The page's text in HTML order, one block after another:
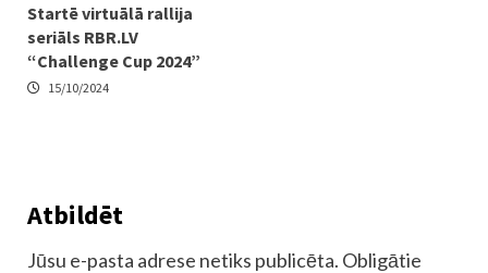
Startē virtuālā rallija
seriāls RBR.LV
“Challenge Cup 2024”
15/10/2024
Atbildēt
Jūsu e-pasta adrese netiks publicēta. Obligātie